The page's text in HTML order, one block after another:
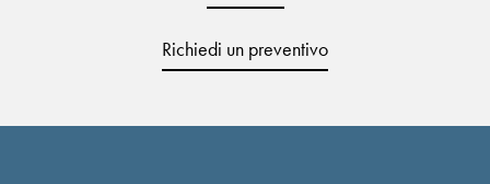
Richiedi un preventivo